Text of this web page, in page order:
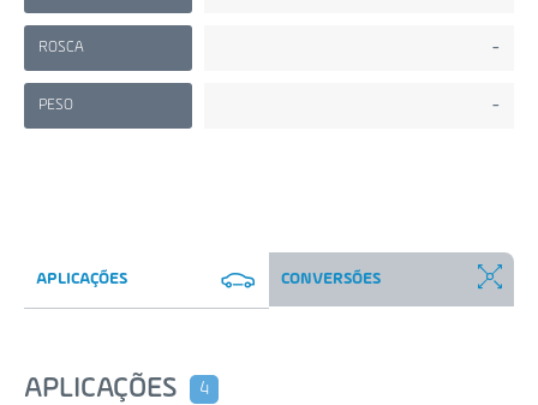
ROSCA -
PESO -
APLICAÇÕES CONVERSÕES
APLICAÇÕES
4